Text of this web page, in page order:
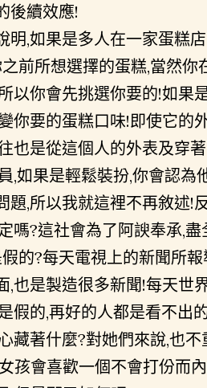
後續效應!
明,如果是多人在一家蛋糕
前所想選擇的蛋糕,當然你
以你會先挑選你要的!如果
你要的蛋糕口味!即使它的
也是從這個人的外表及穿
,如果是輕鬆裝扮,你會認為
題,所以我就這裡不再敘述!
嗎?這社會為了阿諛奉承,
的?每天電視上的新聞所
,也是製造很多新聞!每天世
假的,再好的人都是看不出
藏著什麼?對她們來說,也
孩會喜歡一個不會打份而